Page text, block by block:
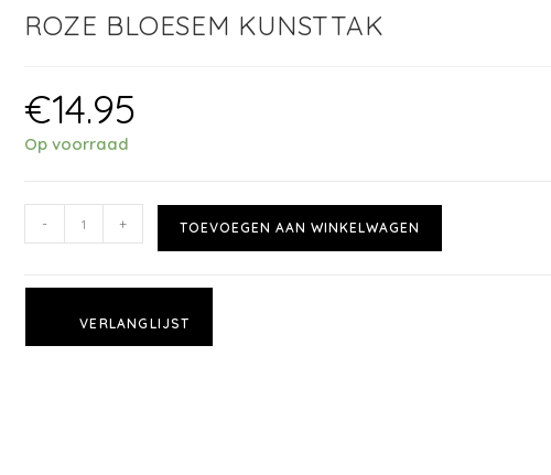
ROZE BLOESEM KUNSTTAK
€14.95
Op voorraad
- + TOEVOEGEN AAN WINKELWAGEN
VERLANGLIJST